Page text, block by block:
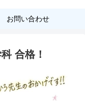
お問い合わせ
合格！